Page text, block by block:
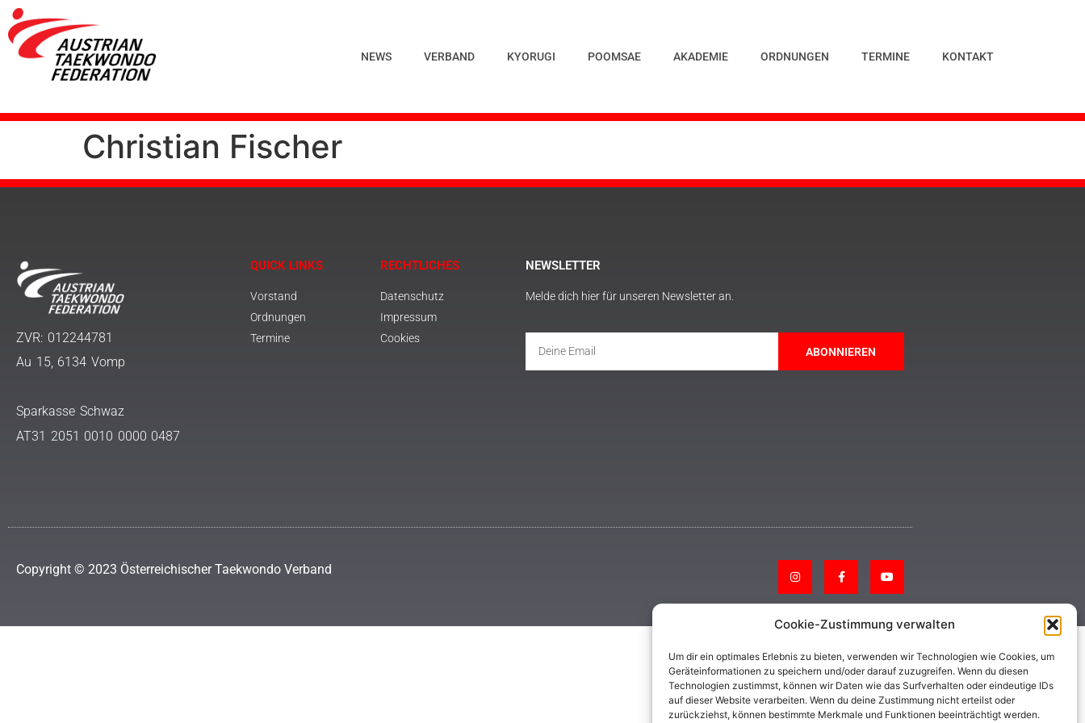
Cookie-Zustimmung verwalten
Um dir ein optimales Erlebnis zu bieten, verwenden wir Technologien wie Cookies, um
Geräteinformationen zu speichern und/oder darauf zuzugreifen. Wenn du diesen
Technologien zustimmst, können wir Daten wie das Surfverhalten oder eindeutige IDs
auf dieser Website verarbeiten. Wenn du deine Zustimmung nicht erteilst oder
zurückziehst, können bestimmte Merkmale und Funktionen beeinträchtigt werden.
NEWS VERBAND KYORUGI POOMSAE AKADEMIE ORDNUNGEN TERMINE KONTAKT
Christian Fischer
ZVR: 012244781
Au 15, 6134 Vomp
Sparkasse Schwaz
AT31 2051 0010 0000 0487
QUICK LINKS
Vorstand
Ordnungen
Termine
RECHTLICHES
Datenschutz
Impressum
Cookies
NEWSLETTER
Melde dich hier für unseren Newsletter an.
ABONNIEREN
Copyright © 2023 Österreichischer Taekwondo Verband